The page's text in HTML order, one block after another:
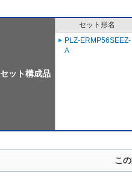
セット構成品
セット形名
PLZ-ERMP56SEEZ-
A
こ